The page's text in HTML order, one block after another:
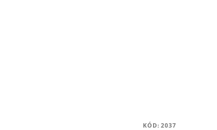
KÓD:2037